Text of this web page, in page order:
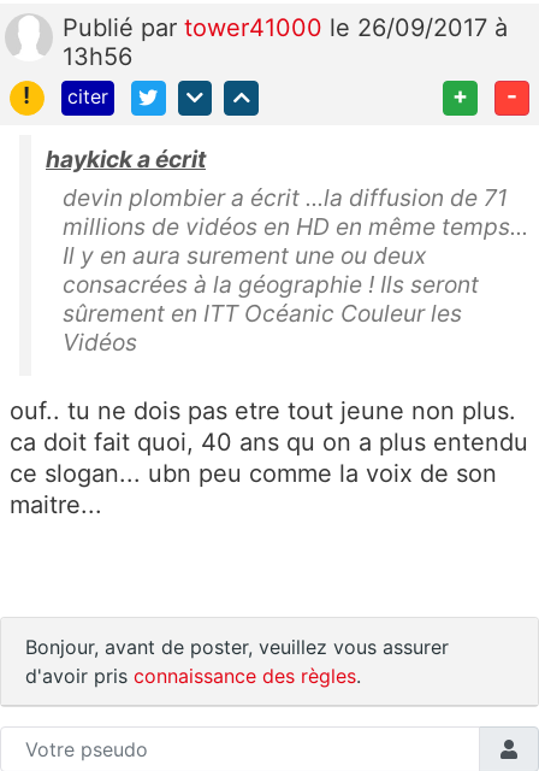
Publié par tower41000 le 26/09/2017 à
13h56
!
citer + -
haykick a écrit
devin plombier a écrit ...la diffusion de 71
millions de vidéos en HD en même temps...
Il y en aura surement une ou deux
consacrées à la géographie ! Ils seront
sûrement en ITT Océanic Couleur les
Vidéos
ouf.. tu ne dois pas etre tout jeune non plus.
ca doit fait quoi, 40 ans qu on a plus entendu
ce slogan... ubn peu comme la voix de son
maitre...
Bonjour, avant de poster, veuillez vous assurer
d'avoir pris connaissance des règles.